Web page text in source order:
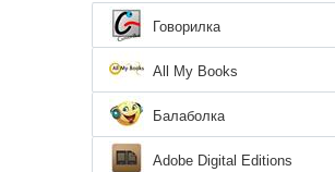
Говорилка
All My Books
Балаболка
Adobe Digital Editions